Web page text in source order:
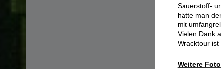
Sauerstoff-
hätte man
mit
Vielen Dank
Wracktour
Weitere